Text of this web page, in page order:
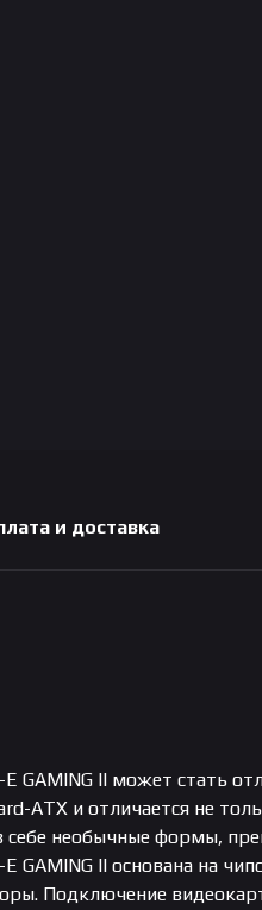
и доставка
E GAMING II может стать
ATX и отличается не
необычные формы,
GAMING II основана на
Подключение